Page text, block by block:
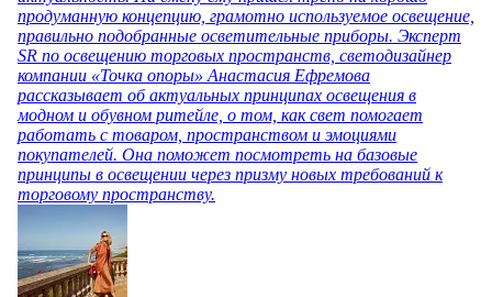
продуманную концепцию, грамотно используемое освещение,
правильно подобранные осветительные приборы. Эксперт
SR по освещению торговых пространств, светодизайнер
компании «Точка опоры» Анастасия Ефремова
рассказывает об актуальных принципах освещения в
модном и обувном ритейле, о том, как свет помогает
работать с товаром, пространством и эмоциями
покупателей. Она поможет посмотреть на базовые
принципы в освещении через призму новых требований к
торговому пространству.